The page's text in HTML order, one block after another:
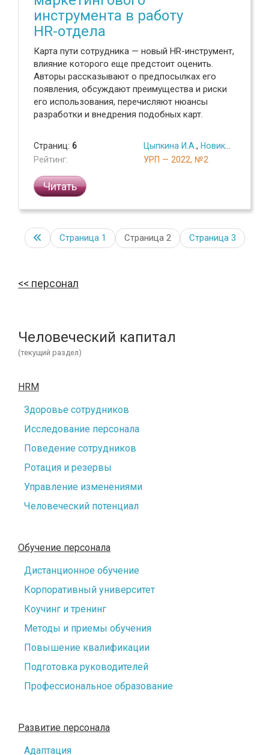
инструмента в работу
HR-отдела
Карта пути сотрудника — новый HR-инструмент,
влияние которого еще предстоит оценить.
Авторы рассказывают о предпосылках его
появления, обсуждают преимущества и риски
его использования, перечисляют нюансы
разработки и внедрения подобных карт.
Страниц: 6
Рейтинг:
Цыпкина И.А. , Новиков В.В.
УРП — 2022, №2
Читать
Страница 1 Страница 2 Страница 3
персонал
Человеческий капитал
(текущий раздел)
HRM
Здоровье сотрудников
Исследование персонала
Поведение сотрудников
Ротация и резервы
Управление изменениями
Человеческий потенциал
Обучение персонала
Дистанционное обучение
Корпоративный университет
Коучинг и тренинг
Методы и приемы обучения
Повышение квалификации
Подготовка руководителей
Профессиональное образование
Развитие персонала
Адаптация